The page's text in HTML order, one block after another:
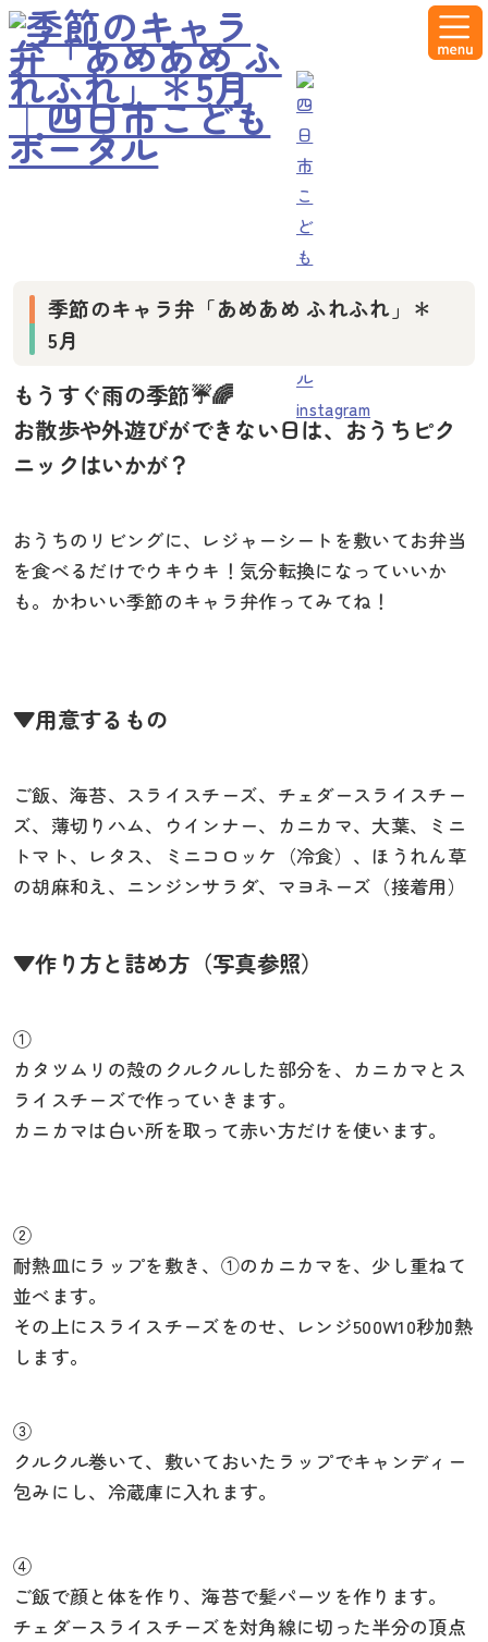
季節のキャラ弁「あめあめ ふれふれ」＊
5月
もうすぐ雨の季節☔🌈
お散歩や外遊びができない日は、おうちピク
ニックはいかが？
おうちのリビングに、レジャーシートを敷いてお弁当
を食べるだけでウキウキ！気分転換になっていいか
も。かわいい季節のキャラ弁作ってみてね！
▼用意するもの
ご飯、海苔、スライスチーズ、チェダースライスチー
ズ、薄切りハム、ウインナー、カニカマ、大葉、ミニ
トマト、レタス、ミニコロッケ（冷食）、ほうれん草
の胡麻和え、ニンジンサラダ、マヨネーズ（接着用）
▼作り方と詰め方（写真参照）
①
カタツムリの殻のクルクルした部分を、カニカマとス
ライスチーズで作っていきます。
カニカマは白い所を取って赤い方だけを使います。
②
耐熱皿にラップを敷き、①のカニカマを、少し重ねて
並べます。
その上にスライスチーズをのせ、レンジ500W10秒加熱
します。
③
クルクル巻いて、敷いておいたラップでキャンディー
包みにし、冷蔵庫に入れます。
④
ご飯で顔と体を作り、海苔で髪パーツを作ります。
チェダースライスチーズを対角線に切った半分の頂点